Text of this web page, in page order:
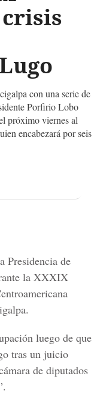
con una serie de
Porfirio Lobo
próximo viernes al
encabezará por seis
Presidencia de
la XXXIX
luego de que
tras un juicio
de diputados